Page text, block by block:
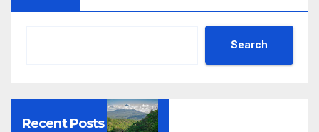
Search
Recent Posts